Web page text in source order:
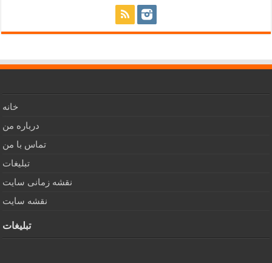
خانه
درباره من
تماس با من
تبلیغات
نقشه زمانی سایت
نقشه سایت
تبلیغات